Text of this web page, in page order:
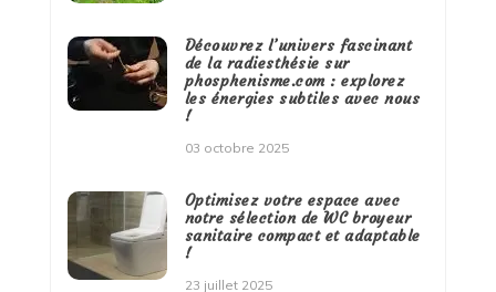
Découvrez l’univers fascinant
de la radiesthésie sur
phosphenisme.com : explorez
les énergies subtiles avec nous
!
03 octobre 2025
Optimisez votre espace avec
notre sélection de WC broyeur
sanitaire compact et adaptable
!
23 juillet 2025